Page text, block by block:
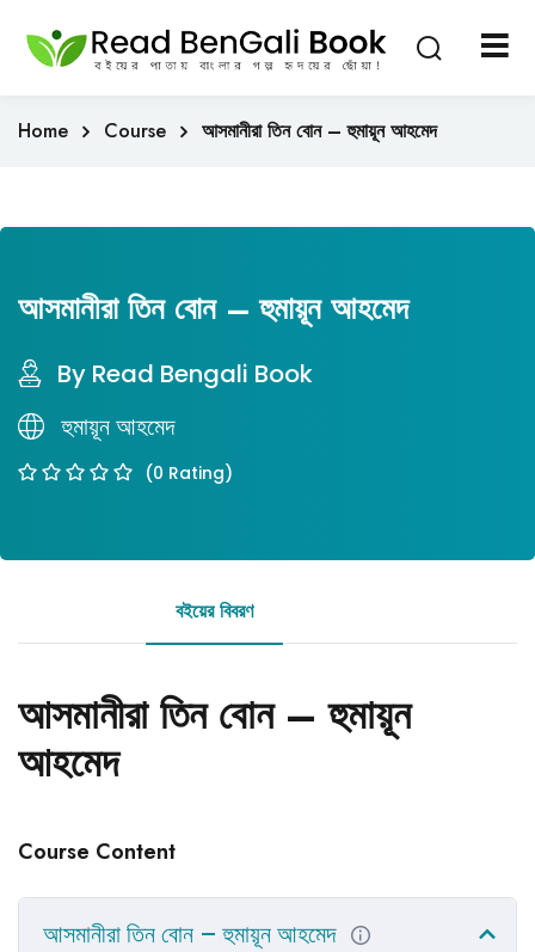
Home Course আসমানীরা তিন বোন – হুমায়ূন আহমেদ
আসমানীরা তিন বোন – হুমায়ূন আহমেদ
By Read Bengali Book
হুমায়ূন আহমেদ
(0 Rating)
বইয়ের বিবরণ
আসমানীরা তিন বোন – হুমায়ূন
আহমেদ
Course Content
আসমানীরা তিন বোন – হুমায়ূন আহমেদ
Sign in Sign up
Sign in
Remember me